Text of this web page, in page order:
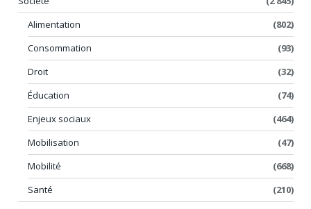
Alimentation
(802)
Consommation
(93)
Droit
(32)
Éducation
(74)
Enjeux sociaux
(464)
Mobilisation
(47)
Mobilité
(668)
Santé
(210)